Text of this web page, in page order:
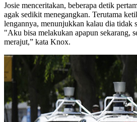
Josie menceritakan, beberapa detik
agak sedikit menegangkan. Terutama
lengannya, menunjukkan kalau dia tidak
"Aku bisa melakukan apapun sekarang,
merajut,” kata Knox.